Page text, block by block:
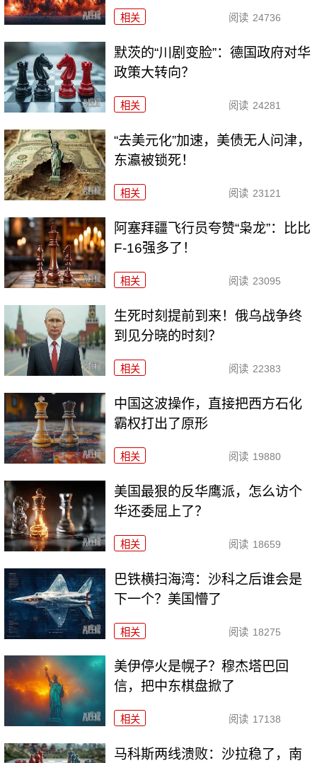
相关 阅读 24736
默茨的“川剧变脸”：德国政府对华
政策大转向？
相关 阅读 24281
“去美元化”加速，美债无人问津，
东瀛被锁死！
相关 阅读 23121
阿塞拜疆飞行员夸赞“枭龙”：比比
F-16强多了！
相关 阅读 23095
生死时刻提前到来！俄乌战争终
到见分晓的时刻？
相关 阅读 22383
中国这波操作，直接把西方石化
霸权打出了原形
相关 阅读 19880
美国最狠的反华鹰派，怎么访个
华还委屈上了？
相关 阅读 18659
巴铁横扫海湾：沙科之后谁会是
下一个？美国懵了
相关 阅读 18275
美伊停火是幌子？穆杰塔巴回
信，把中东棋盘掀了
相关 阅读 17138
马科斯两线溃败：沙拉稳了，南